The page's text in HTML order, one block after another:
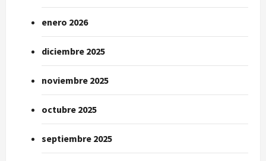
enero 2026
diciembre 2025
noviembre 2025
octubre 2025
septiembre 2025